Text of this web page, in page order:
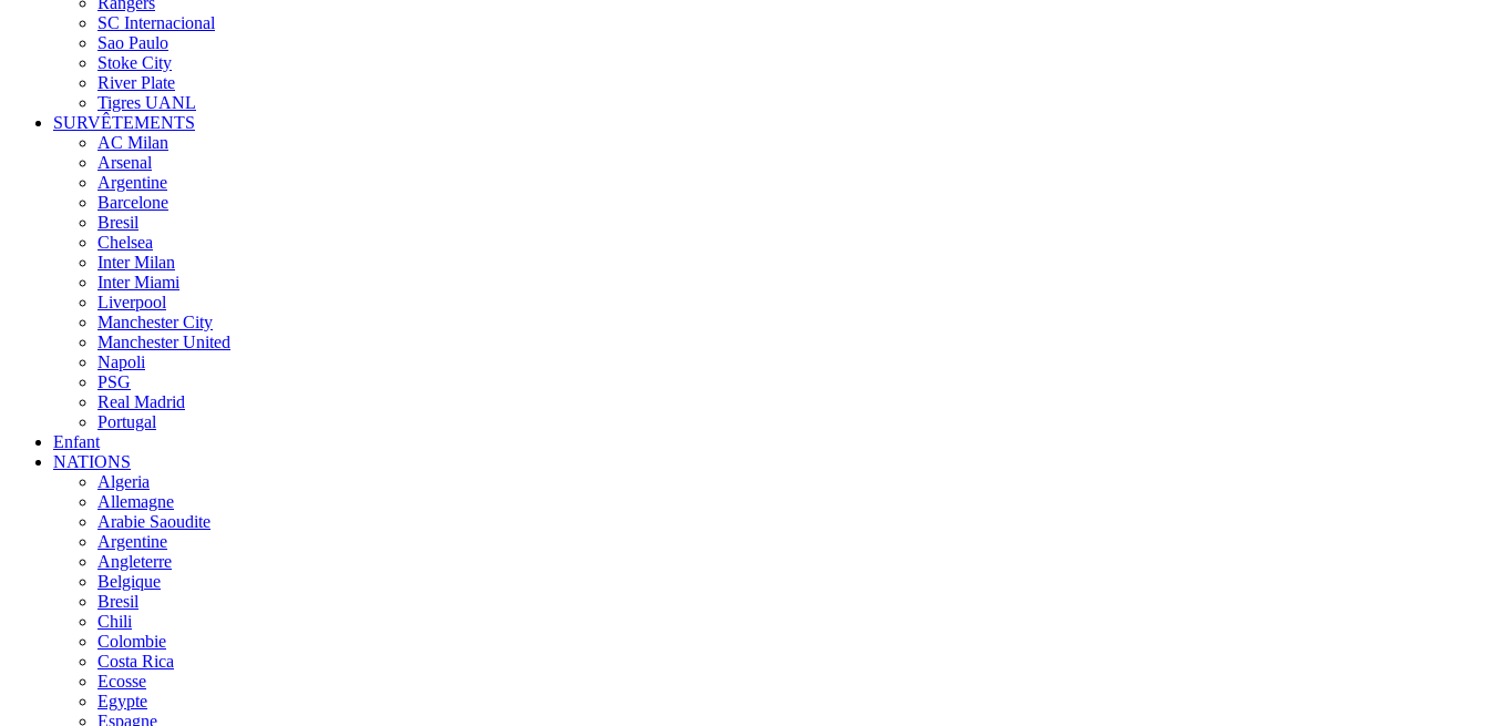
SC Internacional
Sao Paulo
Stoke City
River Plate
Tigres UANL
SURVÊTEMENTS
AC Milan
Arsenal
Argentine
Barcelone
Bresil
Chelsea
Inter Milan
Inter Miami
Liverpool
Manchester City
Manchester United
Napoli
PSG
Real Madrid
Portugal
Enfant
NATIONS
Algeria
Allemagne
Arabie Saoudite
Argentine
Angleterre
Belgique
Bresil
Chili
Colombie
Costa Rica
Ecosse
Egypte
Espagne